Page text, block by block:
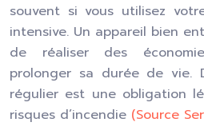
souvent si vous utilisez
intensive. Un appareil bien
de réaliser des
prolonger sa durée de vie.
régulier est une obligation
risques d’incendie (Source